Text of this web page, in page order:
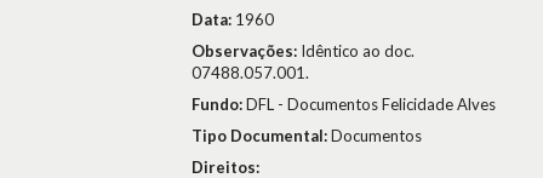
Data: 1960
Observações: Idêntico ao doc.
07488.057.001.
Fundo:DFL - Documentos Felicidade Alves
Tipo Documental:Documentos
Direitos: